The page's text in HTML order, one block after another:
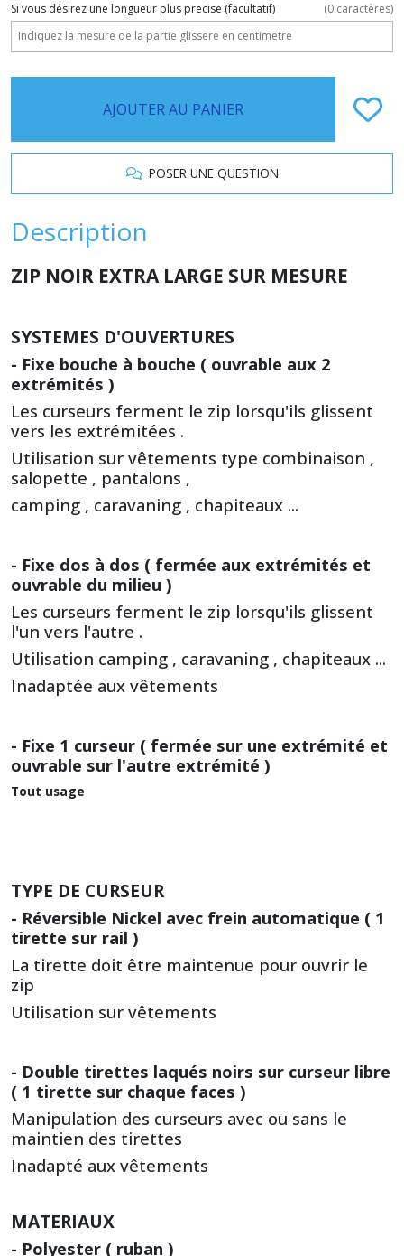
Si vous désirez une longueur plus precise (facultatif) (0 caractères)
AJOUTER AU PANIER
POSER UNE QUESTION
Description
ZIP NOIR EXTRA LARGE SUR MESURE
SYSTEMES D'OUVERTURES
- Fixe bouche à bouche ( ouvrable aux 2
extrémités )
Les curseurs ferment le zip lorsqu'ils glissent
vers les extrémitées .
Utilisation sur vêtements type combinaison ,
salopette , pantalons ,
camping , caravaning , chapiteaux ...
- Fixe dos à dos ( fermée aux extrémités et
ouvrable du milieu )
Les curseurs ferment le zip lorsqu'ils glissent
l'un vers l'autre .
Utilisation camping , caravaning , chapiteaux ...
Inadaptée aux vêtements
- Fixe 1 curseur ( fermée sur une extrémité et
ouvrable sur l'autre extrémité )
Tout usage
TYPE DE CURSEUR
- Réversible Nickel avec frein automatique ( 1
tirette sur rail )
La tirette doit être maintenue pour ouvrir le
zip
Utilisation sur vêtements
- Double tirettes laqués noirs sur curseur libre
( 1 tirette sur chaque faces )
Manipulation des curseurs avec ou sans le
maintien des tirettes
Inadapté aux vêtements
MATERIAUX
- Polyester ( ruban )